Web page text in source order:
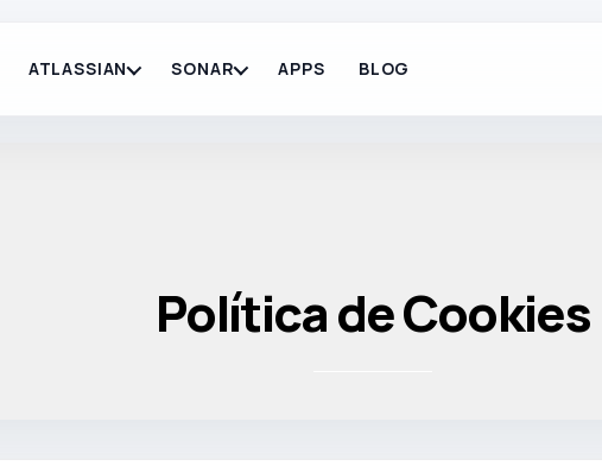
ATLASSIAN SONAR APPS BLOG
Política de Cookies